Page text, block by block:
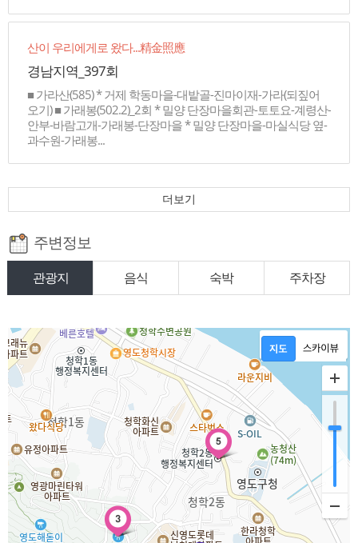
산이 우리에게로 왔다...精金照應
경남지역_397회
■ 가라산(585) * 거제 학동마을-대밭골-진마이재-가라(되짚어
오기) ■ 가래봉(502.2)_2회 * 밀양 단장마을회관-토토요-계령산-
안부-바람고개-가래봉-단장마을 * 밀양 단장마을-마실식당 옆-
과수원-가래봉...
더보기
주변정보
관광지 음식 숙박 주차장